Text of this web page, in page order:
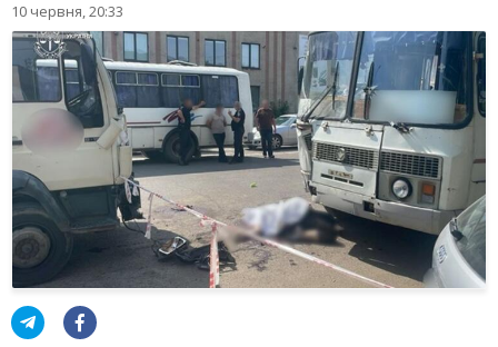
10 червня, 20:33